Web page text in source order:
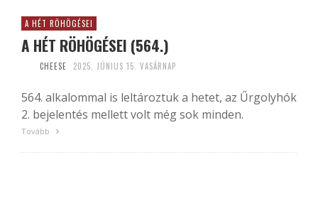
A HÉT RÖHÖGÉSEI
A HÉT RÖHÖGÉSEI (564.)
CHEESE 2025. JÚNIUS 15. VASÁRNAP
564. alkalommal is leltároztuk a hetet, az Űrgolyhók
2. bejelentés mellett volt még sok minden.
Tovább